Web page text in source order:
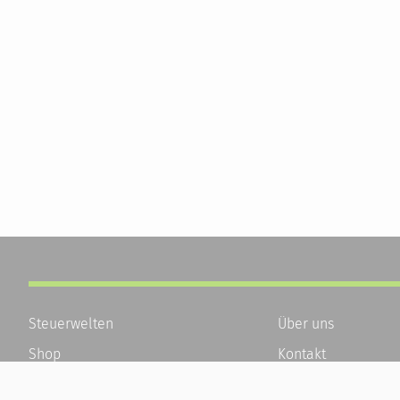
Steuerwelten
Shop
Über uns
Kontakt